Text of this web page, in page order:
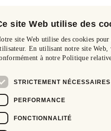
site Web utilise des
site Web utilise des cookies
En utilisant notre site Web,
à notre Politique
STRICTEMENT NÉCESSAIRES
PERFORMANCE
FONCTIONNALITÉ